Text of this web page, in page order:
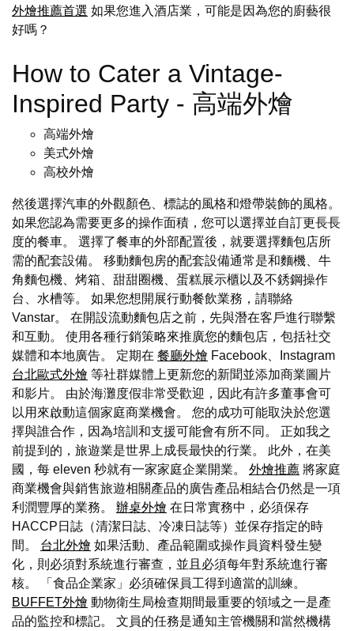
外燴推薦首選 如果您進入酒店業，可能是因為您的廚藝很
好嗎？
How to Cater a Vintage-
Inspired Party - 高端外燴
高端外燴
美式外燴
高校外燴
然後選擇汽車的外觀顏色、標誌的風格和燈帶裝飾的風格。
如果您認為需要更多的操作面積，您可以選擇並自訂更長長
度的餐車。 選擇了餐車的外部配置後，就要選擇麵包店所
需的配套設備。 移動麵包房的配套設備通常是和麵機、牛
角麵包機、烤箱、甜甜圈機、蛋糕展示櫃以及不銹鋼操作
台、水槽等。 如果您想開展行動餐飲業務，請聯絡
Vanstar。 在開設流動麵包店之前，先與潛在客戶進行聯繫
和互動。 使用各種行銷策略來推廣您的麵包店，包括社交
媒體和本地廣告。 定期在 餐廳外燴 Facebook、Instagram
台北歐式外燴 等社群媒體上更新您的新聞並添加商業圖片
和影片。 由於海灘度假非常受歡迎，因此有許多董事會可
以用來啟動這個家庭商業機會。 您的成功可能取決於您選
擇與誰合作，因為培訓和支援可能會有所不同。 正如我之
前提到的，旅遊業是世界上成長最快的行業。 此外，在美
國，每 eleven 秒就有一家家庭企業開業。 外燴推薦 將家庭
商業機會與銷售旅遊相關產品的廣告產品相結合仍然是一項
利潤豐厚的業務。 辦桌外燴 在日常實務中，必須保存
HACCP日誌（清潔日誌、冷凍日誌等）並保存指定的時
間。 台北外燴 如果活動、產品範圍或操作員資料發生變
化，則必須對系統進行審查，並且必須每年對系統進行審
核。 「食品企業家」必須確保員工得到適當的訓練。
BUFFET外燴 動物衛生局檢查期間最重要的領域之一是產
品的監控和標記。 文員的任務是通知主管機關和當然機構